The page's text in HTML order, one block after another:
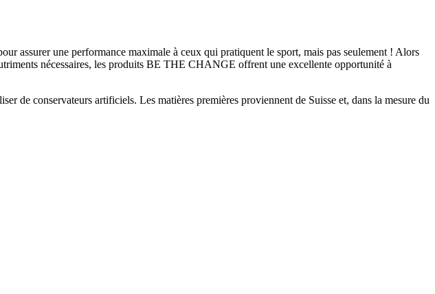
assurer une performance maximale à ceux qui pratiquent le sport, mais pas seulement ! Alors
nécessaires, les produits BE THE CHANGE offrent une excellente opportunité à
de conservateurs artificiels. Les matières premières proviennent de Suisse et, dans la mesure du